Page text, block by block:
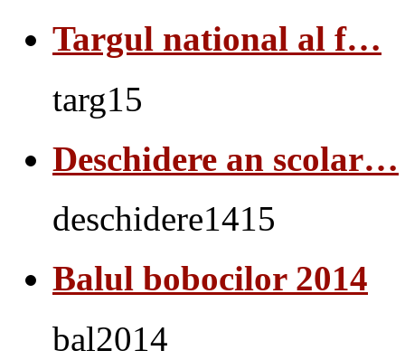
Targul national al f…
targ15
Deschidere an scolar…
deschidere1415
Balul bobocilor 2014
bal2014